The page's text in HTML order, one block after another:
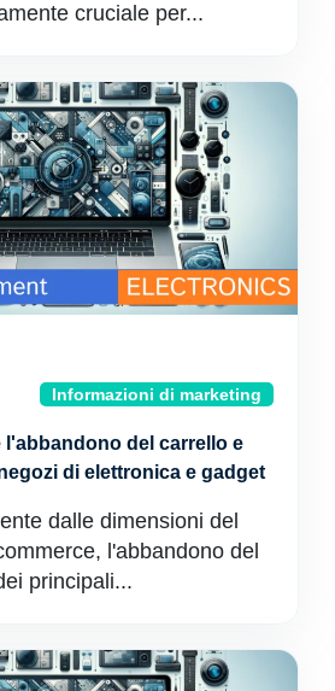
cruciale per...
Informazioni di marketing
l'abbandono del carrello e
di elettronica e gadget
dalle dimensioni del
l'abbandono del
principali...